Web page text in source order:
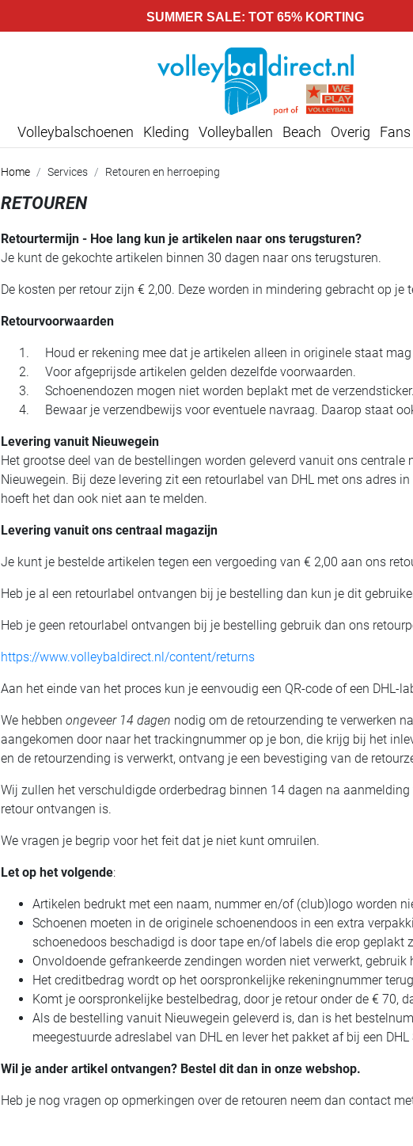
SUMMER SALE: TOT 65% KORTING
Volleybalschoenen Kleding Volleyballen Beach Overig Fans
Home Services Retouren en herroeping
RETOUREN
Retourtermijn - Hoe lang kun je artikelen naar ons terugsturen?
Je kunt de gekochte artikelen binnen 30 dagen naar ons terugsturen.
De kosten per retour zijn € 2,00. Deze worden in mindering gebracht op je
Retourvoorwaarden
Houd er rekening mee dat je artikelen alleen in originele staat
Voor afgeprijsde artikelen gelden dezelfde voorwaarden.
Schoenendozen mogen niet worden beplakt met de verzendsticker.
Bewaar je verzendbewijs voor eventuele navraag. Daarop staat
Levering vanuit Nieuwegein
Het grootse deel van de bestellingen worden geleverd vanuit ons
Nieuwegein. Bij deze levering zit een retourlabel van DHL met ons adres
hoeft het dan ook niet aan te melden.
Levering vanuit ons centraal magazijn
Je kunt je bestelde artikelen tegen een vergoeding van € 2,00 aan ons
Heb je al een retourlabel ontvangen bij je bestelling dan kun je dit
Heb je geen retourlabel ontvangen bij je bestelling gebruik dan ons
https://www.volleybaldirect.nl/content/returns
Aan het einde van het proces kun je eenvoudig een QR-code of een DHL-
We hebben ongeveer 14 dagen nodig om de retourzending te verwerken
aangekomen door naar het trackingnummer op je bon, die krijg bij het
en de retourzending is verwerkt, ontvang je een bevestiging van de
Wij zullen het verschuldigde orderbedrag binnen 14 dagen na
retour ontvangen is.
We vragen je begrip voor het feit dat je niet kunt omruilen.
Let op het volgende:
Artikelen bedrukt met een naam, nummer en/of (club)logo worden
Schoenen moeten in de originele schoenendoos in een extra
schoenedoos beschadigd is door tape en/of labels die erop geplakt
Onvoldoende gefrankeerde zendingen worden niet verwerkt, gebruik
Het creditbedrag wordt op het oorspronkelijke rekeningnummer
Komt je oorspronkelijke bestelbedrag, door je retour onder de € 70,
Als de bestelling vanuit Nieuwegein geleverd is, dan is het
meegestuurde adreslabel van DHL en lever het pakket af bij een DHL
Wil je ander artikel ontvangen? Bestel dit dan in onze webshop.
Heb je nog vragen op opmerkingen over de retouren neem dan contact